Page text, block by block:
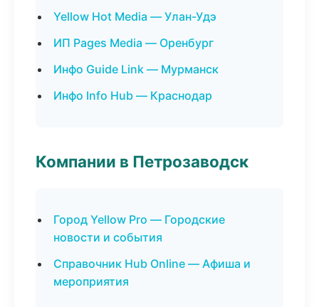
Yellow Hot Media — Улан-Удэ
ИП Pages Media — Оренбург
Инфо Guide Link — Мурманск
Инфо Info Hub — Краснодар
Компании в Петрозаводск
Город Yellow Pro — Городские
новости и события
Справочник Hub Online — Афиша и
мероприятия